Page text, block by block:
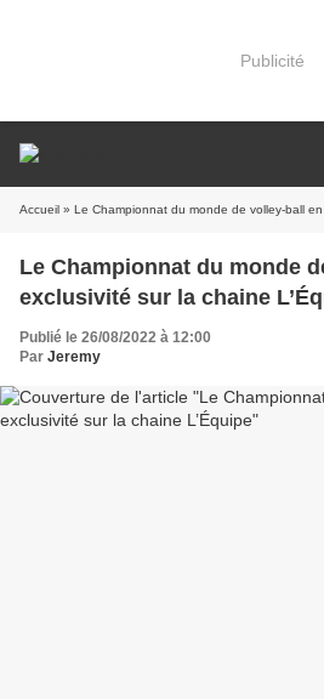
Publicité
Accueil » Le Championnat du monde de volley-ball
Le Championnat du monde
exclusivité sur la chaine
Publié le 26/08/2022 à 12:00
Par Jeremy